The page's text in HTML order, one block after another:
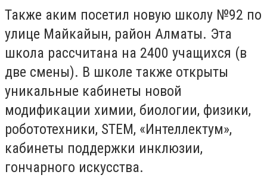
Также аким посетил новую школу №92 по
улице Майкайын, район Алматы. Эта
школа рассчитана на 2400 учащихся (в
две смены). В школе также открыты
уникальные кабинеты новой
модификации химии, биологии, физики,
робототехники, STEM, «Интеллектум»,
кабинеты поддержки инклюзии,
гончарного искусства.